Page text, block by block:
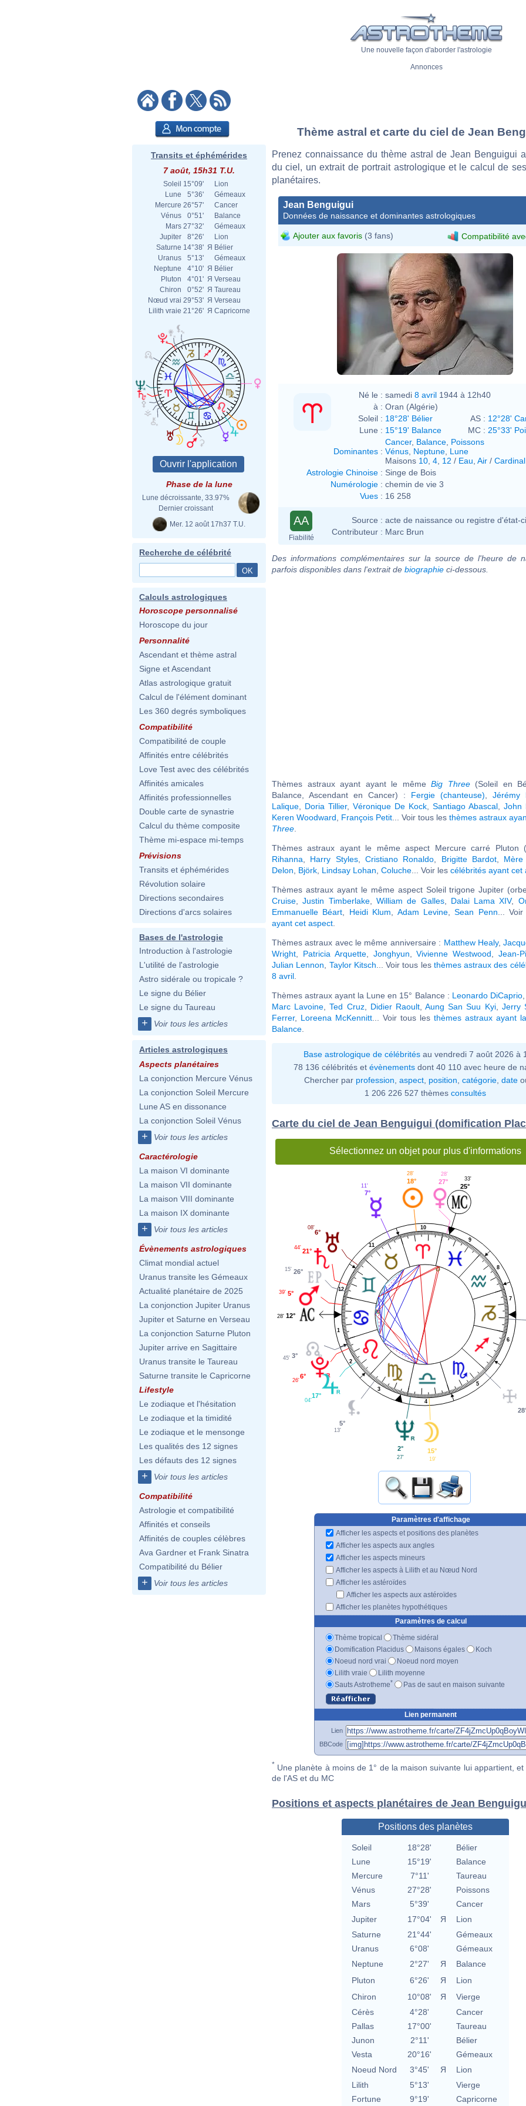
Une nouvelle façon d'aborder l'astrologie
Annonces
Transits et éphémérides
7 août, 15h31 T.U.
Soleil 15°09'
Lion
Lune
5°36'
Gémeaux
Mercure 26°57'
Cancer
Vénus
0°51'
Balance
Mars 27°32'
Gémeaux
Jupiter
8°26'
Lion
Saturne 14°38' Я Bélier
Uranus
5°13'
Gémeaux
Neptune
4°10' Я Bélier
Pluton
4°01' Я Verseau
Chiron
0°52' Я Taureau
Nœud vrai 29°53' Я Verseau
Lilith vraie 21°26' Я Capricorne
Phase de la lune
Lune décroissante, 33.97%
Dernier croissant
Mer. 12 août 17h37 T.U.
Recherche de célébrité
Calculs astrologiques
Horoscope personnalisé
Horoscope du jour
Personnalité
Ascendant et thème astral
Signe et Ascendant
Atlas astrologique gratuit
Calcul de l'élément dominant
Les 360 degrés symboliques
Compatibilité
Compatibilité de couple
Affinités entre célébrités
Love Test avec des célébrités
Affinités amicales
Affinités professionnelles
Double carte de synastrie
Calcul du thème composite
Thème mi-espace mi-temps
Prévisions
Transits et éphémérides
Révolution solaire
Directions secondaires
Directions d'arcs solaires
Bases de l'astrologie
Introduction à l'astrologie
L'utilité de l'astrologie
Astro sidérale ou tropicale ?
Le signe du Bélier
Le signe du Taureau
+ Voir tous les articles
Articles astrologiques
Aspects planétaires
La conjonction Mercure Vénus
La conjonction Soleil Mercure
Lune AS en dissonance
La conjonction Soleil Vénus
+ Voir tous les articles
Caractérologie
La maison VI dominante
La maison VII dominante
La maison VIII dominante
La maison IX dominante
+ Voir tous les articles
Évènements astrologiques
Climat mondial actuel
Uranus transite les Gémeaux
Actualité planétaire de 2025
La conjonction Jupiter Uranus
Jupiter et Saturne en Verseau
La conjonction Saturne Pluton
Jupiter arrive en Sagittaire
Uranus transite le Taureau
Saturne transite le Capricorne
Lifestyle
Le zodiaque et l'hésitation
Le zodiaque et la timidité
Le zodiaque et le mensonge
Les qualités des 12 signes
Les défauts des 12 signes
+ Voir tous les articles
Compatibilité
Astrologie et compatibilité
Affinités et conseils
Affinités de couples célèbres
Ava Gardner et Frank Sinatra
Compatibilité du Bélier
+ Voir tous les articles
Thème astral et carte du ciel de Jean
Prenez connaissance du thème astral de Jean Benguigui
du ciel, un extrait de portrait astrologique et le calcul de
planétaires.
Jean Benguigui
Données de naissance et dominantes astrologiques
Ajouter aux favoris (3 fans) Compatibilité
Né le : samedi 8 avril 1944 à 12h40
à : Oran (Algérie)
Soleil : 18°28' Bélier AS : 12°28'
Lune : 15°19' Balance MC : 25°33'
Dominantes :
Cancer, Balance Poissons
Vénus Neptune Lune
Maisons 10 4 12 / Eau Air / Cardinal
Astrologie Chinoise : Singe de Bois
Numérologie : chemin de vie 3
Vues : 16 258
AA
Fiabilité
Source : acte de naissance ou registre d'état-
Contributeur : Marc Brun
Des informations complémentaires sur la source de l'heure de
parfois disponibles dans l'extrait de biographie ci-dessous.
Thèmes astraux ayant ayant le même Big Three(Soleil en
Balance, Ascendant en Cancer) : Fergie (chanteuse) Jérémy
Lalique
Doria Tillier, Véronique De Kock Santiago Abascal John
Keren Woodward
François Petit ... Voir tous les thèmes astraux
Three
Thèmes astraux ayant le même aspect Mercure carré Pluton
Rihanna
Harry Styles,Cristiano Ronaldo Brigitte Bardot Mère
Delon
Björk Lindsay Lohan Coluche ... Voir les célébrités ayant cet
Thèmes astraux ayant le même aspect Soleil trigone Jupiter
Cruise ,Justin Timberlake, William de Galles, Dalai Lama XIV,
Emmanuelle Béart
Heidi Klum Adam Levine ,Sean Penn ...
ayant cet aspect
Thèmes astraux avec le même anniversaire : Matthew Healy,
Wright
Patricia Arquette, Jonghyun ,Vivienne Westwood ,Jean-
Julian Lennon
Taylor Kitsch ... Voir tous les thèmes astraux des
8 avril
Thèmes astraux ayant la Lune en 15° Balance : Leonardo DiCaprio,
Marc Lavoine ,Ted Cruz, Didier Raoult,Aung San Suu Kyi, Jerry
Ferrer, Loreena McKennitt ... Voir tous les thèmes astraux ayant
Balance
Base astrologique de célébrités au vendredi 7 août 2026 à
78 136 célébrités et évènementsdont 40 110 avec heure de
Chercher par profession aspect position catégorie date
1 206 226 527 thèmes consultés
Carte du ciel de Jean Benguigui (domification
Sélectionnez un objet pour plus d'informations
1
2
3
4
5
6
7
8
9
10
11
12
25°
33'
27°
28'
18°
28'
7°
11'
6°
08'
21°
44'
26°
15'
5°
39'
12°
28'
3°
45'
6°
26'
17°
04'
5°
13'
2°
27'
15°
19'
Paramètres d'affichage
Afficher les aspects et positions des planètes
Afficher les aspects aux angles
Afficher les aspects mineurs
Afficher les aspects à Lilith et au Nœud Nord
Afficher les astéroïdes
Afficher les aspects aux astéroïdes
Afficher les planètes hypothétiques
Paramètres de calcul
Thème tropical
Thème sidéral
Domification Placidus
Maisons égales
Koch
Noeud nord vrai
Noeud nord moyen
Lilith vraie
Lilith moyenne
Sauts Astrotheme* Pas de saut en maison suivante
Lien permanent
Lien
BBCode
* Une planète à moins de 1° de la maison suivante lui appartient, et
de l'AS et du MC
Positions et aspects planétaires de Jean
Positions des planètes
Soleil 18°28'
Bélier
Lune
15°19'
Balance
Mercure
7°11'
Taureau
Vénus
27°28'
Poissons
Mars
5°39'
Cancer
Jupiter
17°04' Я
Lion
Saturne
21°44'
Gémeaux
Uranus
6°08'
Gémeaux
Neptune
2°27' Я
Balance
Pluton
6°26' Я
Lion
Chiron
10°08' Я
Vierge
Cérès
4°28'
Cancer
Pallas
17°00'
Taureau
Junon
2°11'
Bélier
Vesta
20°16'
Gémeaux
Noeud Nord
3°45' Я
Lion
Lilith
5°13'
Vierge
Fortune
9°19' Capricorne